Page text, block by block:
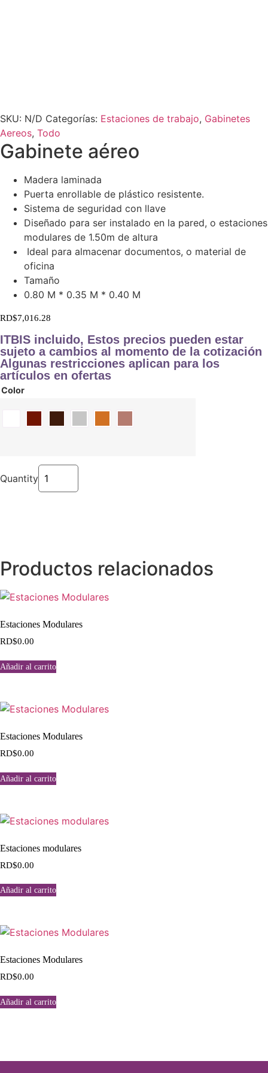
SKU: N/D Categorías: Estaciones de trabajo, Gabinetes
Aereos, Todo
Gabinete aéreo
Madera laminada
Puerta enrollable de plástico resistente.
Sistema de seguridad con llave
Diseñado para ser instalado en la pared, o estaciones
modulares de 1.50m de altura
Ideal para almacenar documentos, o material de
oficina
Tamaño
0.80 M * 0.35 M * 0.40 M
RD$7,016.28
ITBIS incluido, Estos precios pueden estar
sujeto a cambios al momento de la cotización
Algunas restricciones aplican para los
artículos en ofertas
Color
Quantity
Productos relacionados
Estaciones Modulares
RD$0.00
Añadir al carrito
Estaciones Modulares
RD$0.00
Añadir al carrito
Estaciones modulares
RD$0.00
Añadir al carrito
Estaciones Modulares
RD$0.00
Añadir al carrito